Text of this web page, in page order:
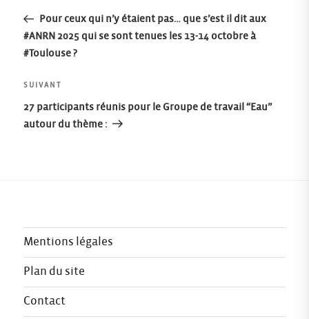
de
l’article
précédent
Pour ceux qui n’y étaient pas… que s’est il dit aux
#ANRN 2025 qui se sont tenues les 13-14 octobre à
#Toulouse ?
Article
suivant
SUIVANT
27 participants réunis pour le Groupe de travail “Eau”
autour du thème :
Mentions légales
Plan du site
Contact